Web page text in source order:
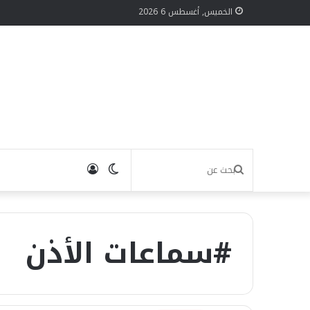
الخميس, أغسطس 6 2026
بحث
عن
الوضع
المظلمالدخول
#سماعات الأذن